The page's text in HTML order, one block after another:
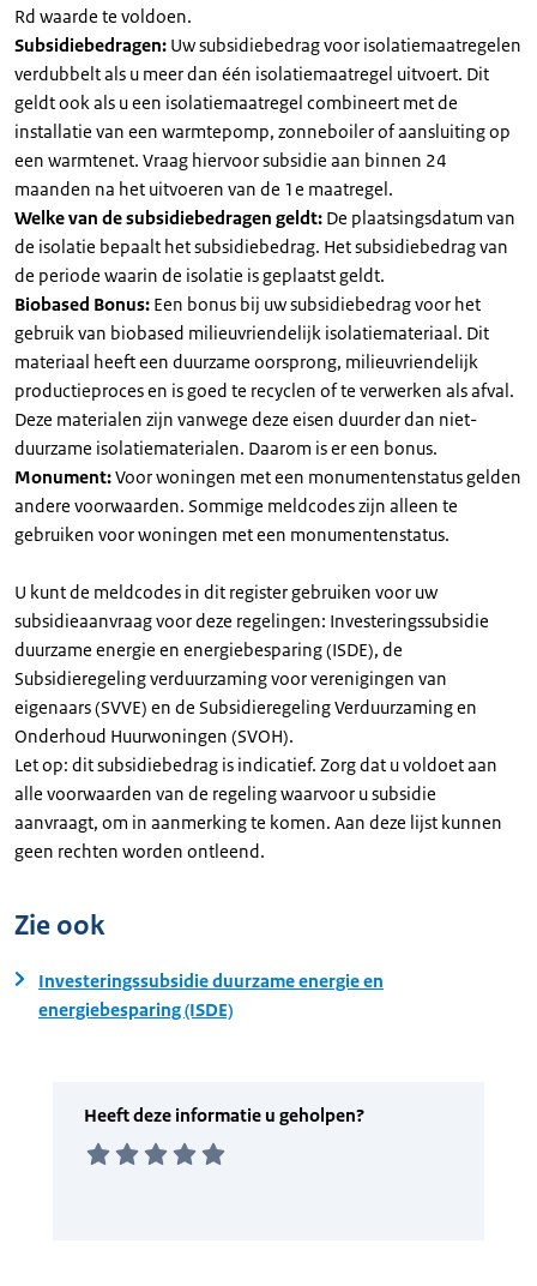
Rd waarde te voldoen.
Subsidiebedragen: Uw subsidiebedrag voor isolatiemaatregelen
verdubbelt als u meer dan één isolatiemaatregel uitvoert. Dit
geldt ook als u een isolatiemaatregel combineert met de
installatie van een warmtepomp, zonneboiler of aansluiting op
een warmtenet. Vraag hiervoor subsidie aan binnen 24
maanden na het uitvoeren van de 1e maatregel.
Welke van de subsidiebedragen geldt: De plaatsingsdatum van
de isolatie bepaalt het subsidiebedrag. Het subsidiebedrag van
de periode waarin de isolatie is geplaatst geldt.
Biobased Bonus: Een bonus bij uw subsidiebedrag voor het
gebruik van biobased milieuvriendelijk isolatiemateriaal. Dit
materiaal heeft een duurzame oorsprong, milieuvriendelijk
productieproces en is goed te recyclen of te verwerken als afval.
Deze materialen zijn vanwege deze eisen duurder dan niet-
duurzame isolatiematerialen. Daarom is er een bonus.
Monument:Voor woningen met een monumentenstatus gelden
andere voorwaarden. Sommige meldcodes zijn alleen te
gebruiken voor woningen met een monumentenstatus.
U kunt de meldcodes in dit register gebruiken voor uw
subsidieaanvraag voor deze regelingen: Investeringssubsidie
duurzame energie en energiebesparing (ISDE), de
Subsidieregeling verduurzaming voor verenigingen van
eigenaars (SVVE) en de Subsidieregeling Verduurzaming en
Onderhoud Huurwoningen (SVOH).
Let op: dit subsidiebedrag is indicatief. Zorg dat u voldoet aan
alle voorwaarden van de regeling waarvoor u subsidie
aanvraagt, om in aanmerking te komen. Aan deze lijst kunnen
geen rechten worden ontleend.
Zie ook
Investeringssubsidie duurzame energie en
energiebesparing (ISDE)